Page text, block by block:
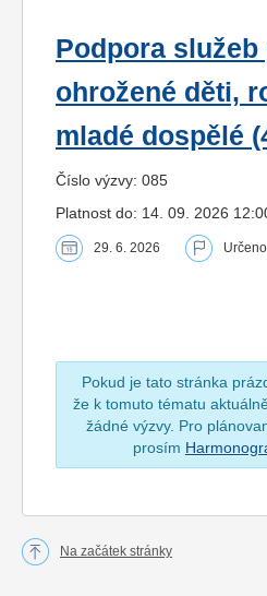
Podpora služeb
ohrožené děti,
mladé dospělé
Číslo výzvy: 085
Platnost do: 14. 09. 2026
29. 6. 2026
Pokud je tato stránka
že k tomuto tématu
žádné výzvy. Pro
prosím
Na začátek stránky